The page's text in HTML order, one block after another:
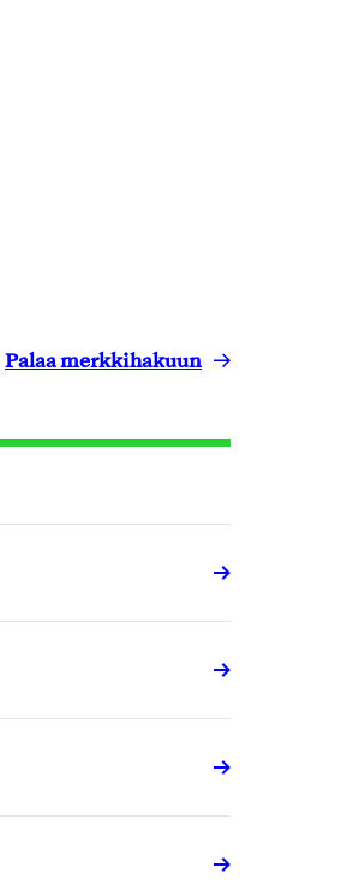
Palaa merkkihakuun